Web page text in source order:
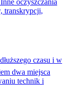
oczyszczania
transkrypcji,
czasu i w
dwa miejsca
technik i